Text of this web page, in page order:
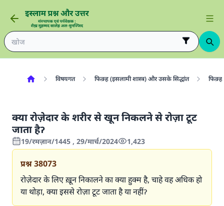
विषयगत फिक़्ह (इसलामी शास्त्र) और उसके सिद्धांत फिक़्ह
क्या रोज़ेदार के शरीर से खून निकलने से रोज़ा टूट
जाता हैॽ
19/रमज़ान/1445 , 29/मार्च/2024 1,423
प्रश्न38073
रोज़ेदार के लिए ख़ून निकालने का क्या हुक्म है, चाहे वह अधिक हो
या थोड़ा, क्या इससे रोज़ा टूट जाता है या नहींॽ